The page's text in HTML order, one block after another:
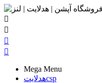




Mega Menu
هدلایتcsp